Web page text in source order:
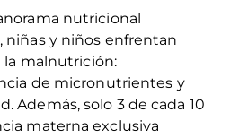
nutricional
niñas y niños enfrentan
la malnutrición:
de micronutrientes y
Además, solo 3 de cada 10
materna exclusiva